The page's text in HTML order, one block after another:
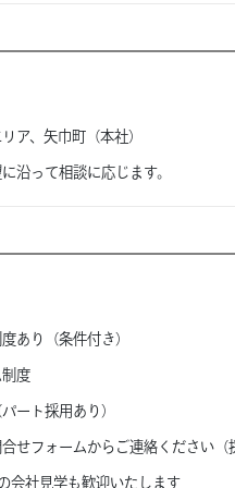
ア、矢巾町（本社）
沿って相談に応じます。
あり（条件付き）
制度
ート採用あり）
せフォームからご連絡ください（
会社見学も歓迎いたします